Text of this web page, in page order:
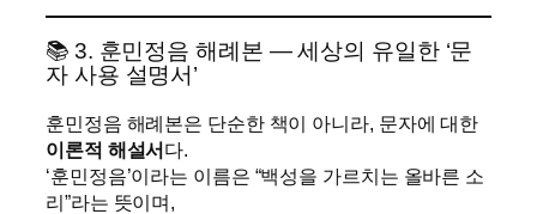
📚 3. 훈민정음 해례본 — 세상의 유일한 ‘문
자 사용 설명서’
훈민정음 해례본은 단순한 책이 아니라, 문자에 대한
이론적 해설서다.
‘훈민정음’이라는 이름은 “백성을 가르치는 올바른 소
리”라는 뜻이며,